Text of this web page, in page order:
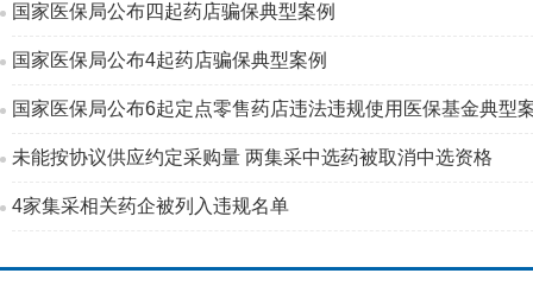
国家医保局公布四起药店骗保典型案例
国家医保局公布4起药店骗保典型案例
国家医保局公布6起定点零售药店违法违规使用医保基金典型
未能按协议供应约定采购量 两集采中选药被取消中选资格
4家集采相关药企被列入违规名单